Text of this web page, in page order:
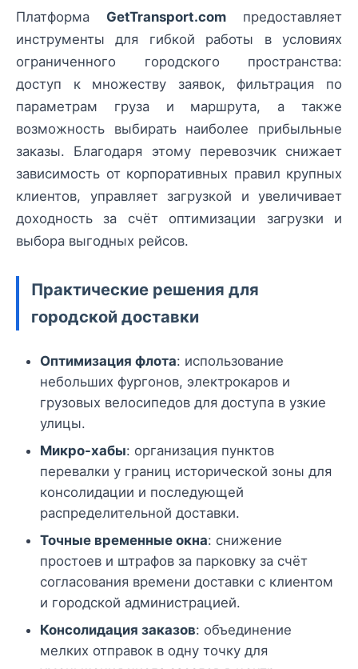
Платформа GetTransport.com предоставляет
инструменты для гибкой работы в условиях
ограниченного городского пространства:
доступ к множеству заявок, фильтрация по
параметрам груза и маршрута, а также
возможность выбирать наиболее прибыльные
заказы. Благодаря этому перевозчик снижает
зависимость от корпоративных правил крупных
клиентов, управляет загрузкой и увеличивает
доходность за счёт оптимизации загрузки и
выбора выгодных рейсов.
Практические решения для
городской доставки
Оптимизация флота: использование
небольших фургонов, электрокаров и
грузовых велосипедов для доступа в узкие
улицы.
Микро-хабы: организация пунктов
перевалки у границ исторической зоны для
консолидации и последующей
распределительной доставки.
Точные временные окна: снижение
простоев и штрафов за парковку за счёт
согласования времени доставки с клиентом
и городской администрацией.
Консолидация заказов: объединение
мелких отправок в одну точку для